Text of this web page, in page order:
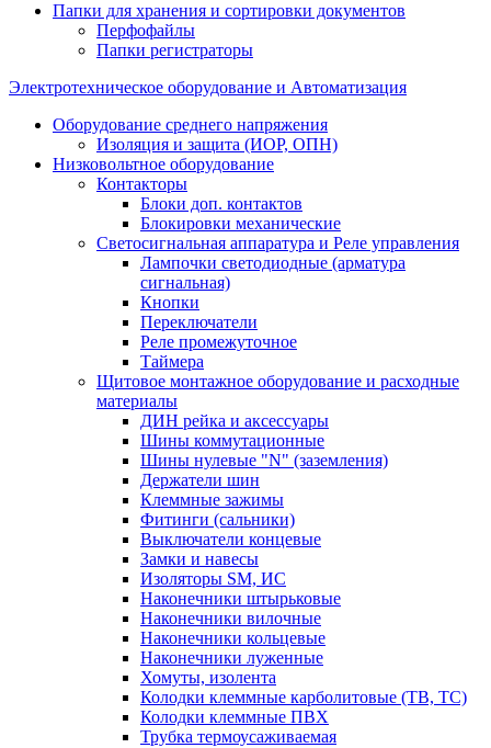
Папки для хранения и сортировки документов
Перфофайлы
Папки регистраторы
Электротехническое оборудование и Автоматизация
Оборудование среднего напряжения
Изоляция и защита (ИОР, ОПН)
Низковольтное оборудование
Контакторы
Блоки доп. контактов
Блокировки механические
Светосигнальная аппаратура и Реле управления
Лампочки светодиодные (арматура
сигнальная)
Кнопки
Переключатели
Реле промежуточное
Таймера
Щитовое монтажное оборудование и расходные
материалы
ДИН рейка и аксессуары
Шины коммутационные
Шины нулевые "N" (заземления)
Держатели шин
Клеммные зажимы
Фитинги (сальники)
Выключатели концевые
Замки и навесы
Изоляторы SM, ИС
Наконечники штырьковые
Наконечники вилочные
Наконечники кольцевые
Наконечники луженные
Хомуты, изолента
Колодки клеммные карболитовые (TB, ТС)
Колодки клеммные ПВХ
Трубка термоусаживаемая